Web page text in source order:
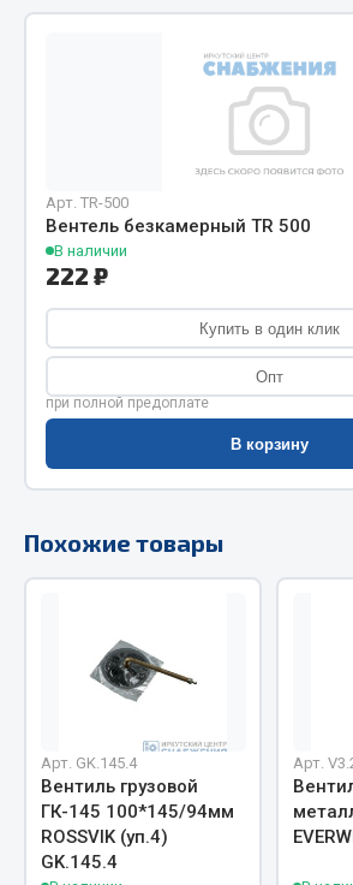
Показать ещё
Соединительные элементы
Camozzi
Адаптеры и переходники
Тройники
Трубки, муфты, гайки
Штуцеры
Крепежный инструмент
Режущий инструмент
Слесарный инструмент
Столярный инструмент
Арт. TR-500
Вентель безкамерный TR 500
В наличии
222 ₽
Купить в один клик
Опт
при полной предоплате
В корзину
Похожие товары
Арт. GK.145.4
Вентиль грузовой
ГК-145 100*145/94мм
ROSSVIK (уп.4)
GK.145.4
Арт.